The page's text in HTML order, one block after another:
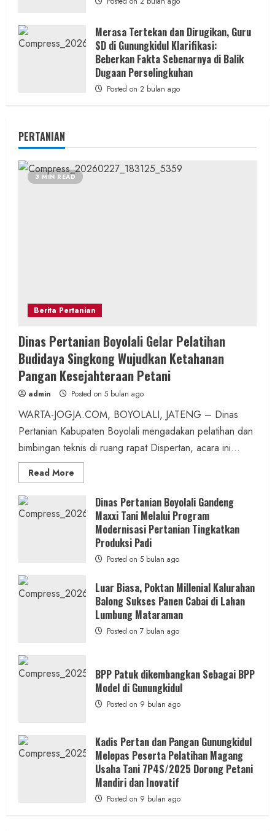
Merasa Tertekan dan Dirugikan, Guru
SD di Gunungkidul Klarifikasi:
Beberkan Fakta Sebenarnya di Balik
Dugaan Perselingkuhan
Posted on 2 bulan ago
PERTANIAN
3 MIN READ
Berita Pertanian
Dinas Pertanian Boyolali Gelar Pelatihan
Budidaya Singkong Wujudkan Ketahanan
Pangan Kesejahteraan Petani
admin Posted on 5 bulan ago
WARTA-JOGJA.COM, BOYOLALI, JATENG – Dinas
Pertanian Kabupaten Boyolali mengadakan pelatihan dan
bimbingan teknis di ruang rapat Dispertan, acara ini...
Read More
more
Dinas
Pertanian
Boyolali
Gelar
Pelatihan
Budidaya
Singkong
Wujudkan
Ketahanan
Kesejahteraan
Petani
Dinas Pertanian Boyolali Gandeng
Maxxi Tani Melalui Program
Modernisasi Pertanian Tingkatkan
Produksi Padi
Posted on 5 bulan ago
Luar Biasa, Poktan Millenial Kalurahan
Balong Sukses Panen Cabai di Lahan
Lumbung Mataraman
Posted on 7 bulan ago
BPP Patuk dikembangkan Sebagai BPP
Model di Gunungkidul
Posted on 9 bulan ago
Kadis Pertan dan Pangan Gunungkidul
Melepas Peserta Pelatihan Magang
Usaha Tani 7P4S/2025 Dorong Petani
Mandiri dan Inovatif
Posted on 9 bulan ago